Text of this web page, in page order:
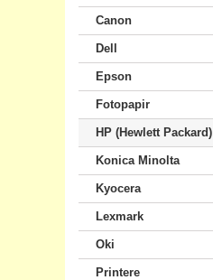
Canon
Dell
Epson
Fotopapir
HP (Hewlett Packard)
Konica Minolta
Kyocera
Lexmark
Oki
Printere